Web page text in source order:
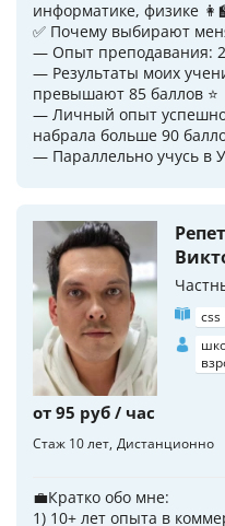
информатике, физике
✅ Почему выбирают
— Опыт преподавания:
— Результаты моих
превышают 85 баллов ⭐️
— Личный опыт
набрала больше 90
— Параллельно учусь в
css
от 95 руб / час
Стаж 10 лет Дистанционно
💼Кратко обо мне:
1) 10+ лет опыта в